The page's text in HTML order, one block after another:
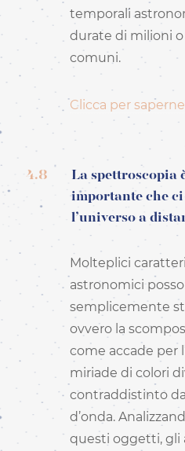
temporali
durate di milioni
comuni.
Clicca per
4.8
La spettroscopia
importante che
l’universo a
Molteplici
astronomici
semplicemente
ovvero la
come accade per
miriade di colori
contraddistinto
d’onda.
questi oggetti, gli